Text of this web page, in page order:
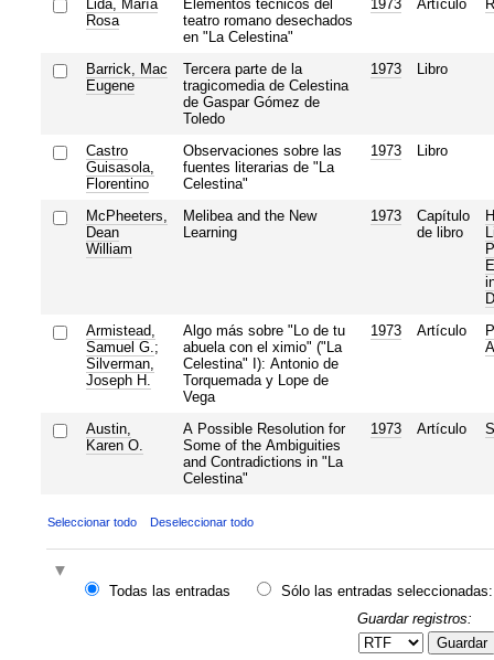
Lida, María
Rosa
Elementos técnicos del
teatro romano desechados
en "La Celestina"
1973 Artículo
Barrick, Mac
Eugene
Tercera parte de la
tragicomedia de Celestina
de Gaspar Gómez de
Toledo
1973 Libro
Castro
Guisasola,
Florentino
Observaciones sobre las
fuentes literarias de "La
Celestina"
1973 Libro
McPheeters,
Dean
William
Melibea and the New
Learning
1973
Capítulo
de libro
Armistead,
Samuel G. ;
Silverman,
Joseph H.
Algo más sobre "Lo de tu
abuela con el ximio" ("La
Celestina" I): Antonio de
Torquemada y Lope de
Vega
1973 Artículo
Austin,
Karen O.
A Possible Resolution for
Some of the Ambiguities
and Contradictions in "La
Celestina"
1973 Artículo
Seleccionar todo Deseleccionar todo
Todas las entradas
Sólo las entradas seleccionadas:
Guardar registros:
Guardar